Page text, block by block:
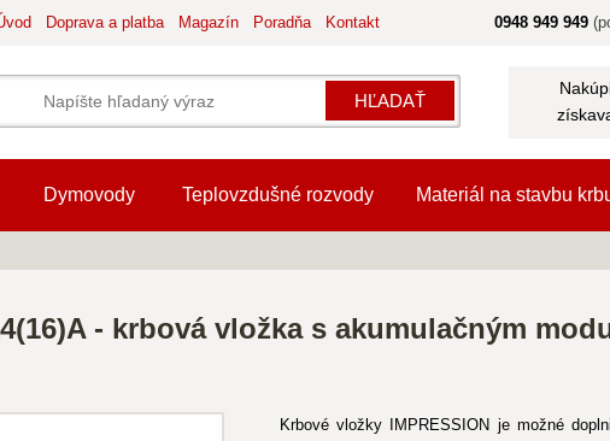
HĽADAŤ
0948 949 949
Doprava a platba Magazín Poradňa Kontakt
Dymovody Teplovzdušné rozvody Materiál na stavbu
- krbová vložka s akumulačným
Krbové vložky IMPRESSION je možné